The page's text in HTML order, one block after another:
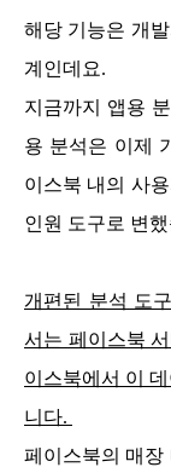
해당 기능은 개
계인데요.
지금까지 앱용
용 분석은 이제
이스북 내의 사
인원 도구로 변
개편된 분석 도
서는 페이스북
이스북에서 이
니다.
페이스북의 매장